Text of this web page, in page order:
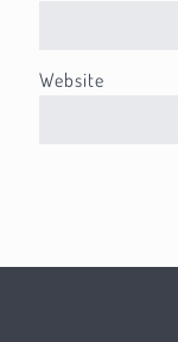
Website